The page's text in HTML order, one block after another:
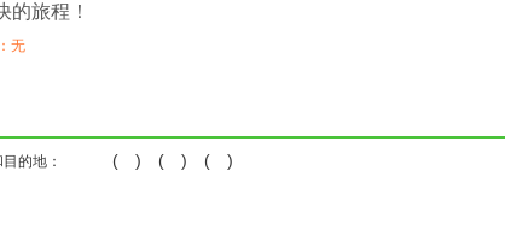
的旅程！
无
的地： ( ) ( ) ( )